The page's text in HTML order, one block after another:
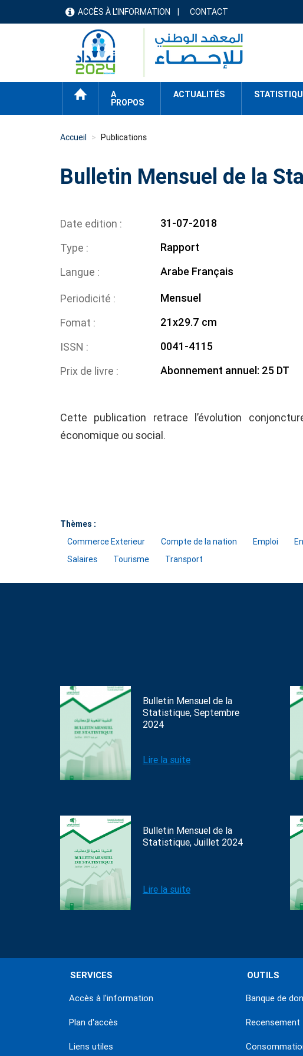
menu
header
ACCÈS À L'INFORMATION CONTACT
ACCUEIL
A
PROPOS
ACTUALITÉS
Accueil Publications
Bulletin Mensuel de la
Date edition
31-07-2018
Type
Rapport
Langue
Arabe Français
Periodicité
Mensuel
Fomat
21x29.7 cm
ISSN
0041-4115
Prix de livre
Abonnement annuel: 25 DT
Cette publication retrace l’évolution
économique ou social.
Thèmes :
Commerce Exterieur
Compte de la nation Emploi
Salaires
Tourisme Transport
Bulletin Mensuel de la
Statistique, Septembre
2024
Lire la suite
Bulletin Mensuel de la
Statistique, Juillet 2024
Lire la suite
SERVICES
Accès à l'information
Plan d'accès
Liens utiles
OUTILS
Banque de
Recensement